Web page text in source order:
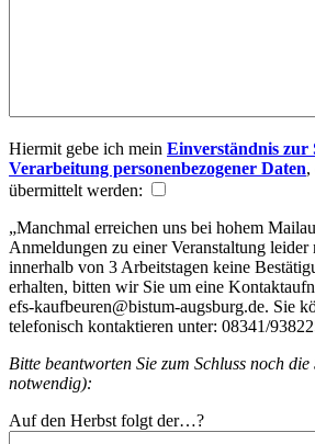
Hiermit gebe ich mein Einverständnis zur
Verarbeitung personenbezogener Daten,
übermittelt werden:
„Manchmal erreichen uns bei hohem
Anmeldungen zu einer Veranstaltung
innerhalb von 3 Arbeitstagen keine
erhalten, bitten wir Sie um eine
efs-kaufbeuren@bistum-augsburg.de. Sie
telefonisch kontaktieren unter: 08341/
Bitte beantworten Sie zum Schluss noch
notwendig):
Auf den Herbst folgt der…?